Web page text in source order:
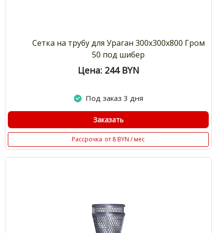
Сетка на трубу для Ураган 300х300х800 Гром
50 под шибер
Цена: 244 BYN
Под заказ 3 дня
Заказать
Рассрочка от 8 BYN / мес